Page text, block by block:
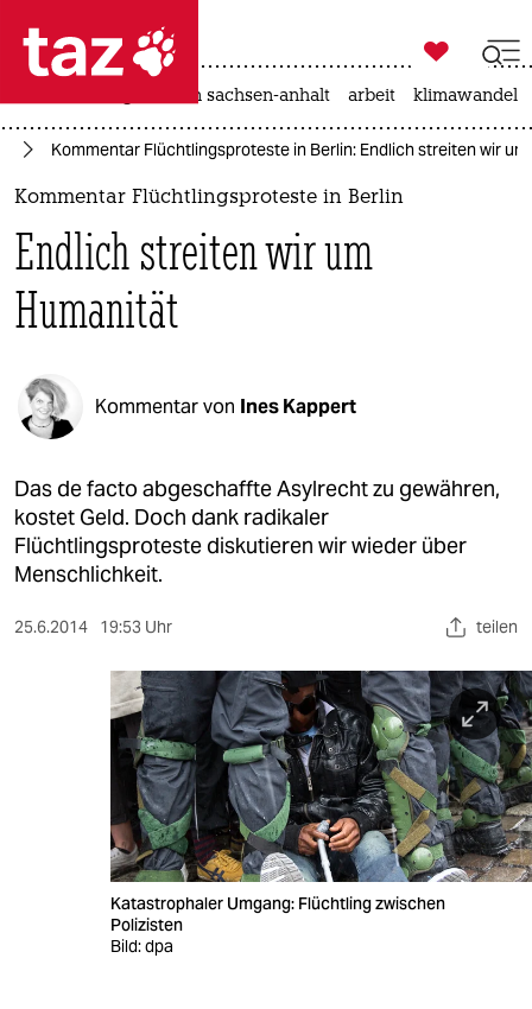
 taz zahl ich
taz zahl ich
politik
öko
gesellschaft
kultur
sport
berlin
nord
wahrheit
veranstaltungen
fragen & hilfe
unterstützen

taz zahl ich
landtagswahl in sachsen-anhalt arbeit klimawandel
Kommentar Flüchtlingsproteste in Berlin: Endlich streiten wir
Kommentar Flüchtlingsproteste in Berlin
Endlich streiten wir um
Humanität
Kommentar von Ines Kappert
Das de facto abgeschaffte Asylrecht zu gewähren,
kostet Geld. Doch dank radikaler
Flüchtlingsproteste diskutieren wir wieder über
Menschlichkeit.
25.6.2014 19:53 Uhr teilen
Katastrophaler Umgang: Flüchtling zwischen
Polizisten
Bild: dpa